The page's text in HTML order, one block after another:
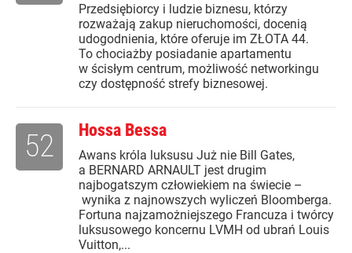
Przedsiębiorcy i ludzie biznesu, którzy
rozważają zakup nieruchomości, docenią
udogodnienia, które oferuje im ZŁOTA 44.
To chociażby posiadanie apartamentu
w ścisłym centrum, możliwość networkingu
czy dostępność strefy biznesowej.
Hossa Bessa
Awans króla luksusu Już nie Bill Gates,
a BERNARD ARNAULT jest drugim
najbogatszym człowiekiem na świecie –
wynika z najnowszych wyliczeń Bloomberga.
Fortuna najzamożniejszego Francuza i twórcy
luksusowego koncernu LVMH od ubrań Louis
Vuitton,...
52